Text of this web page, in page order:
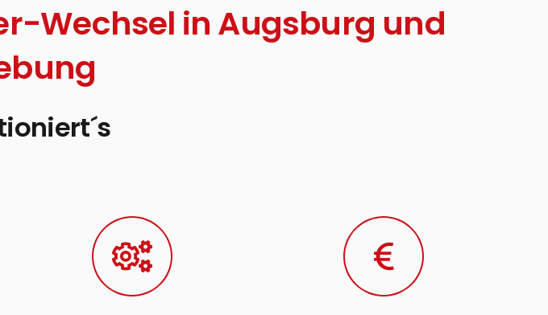
Wechsel in Augsburg und